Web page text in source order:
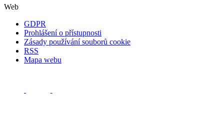
Web
GDPR
Prohlášení o přístupnosti
Zásady používání souborů cookie
RSS
Mapa webu